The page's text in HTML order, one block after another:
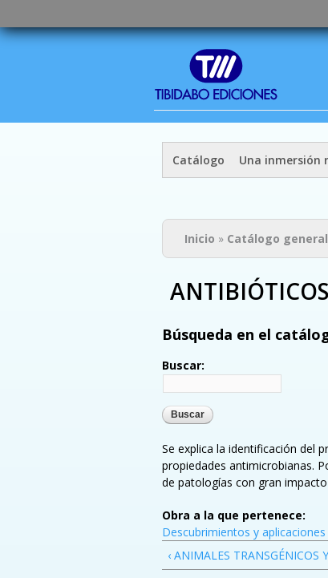
Catálogo Una inmersión
Usted está
Inicio » Catálogo
ANTIBIÓTICOS
Búsqueda en el
Buscar:
Se explica la identificación del
propiedades antimicrobianas.
de patologías con gran
Obra a la que pertenece:
Descubrimientos y
‹ ANIMALES TRANSGÉNICOS